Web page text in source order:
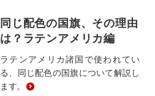
同じ配色の国旗、その理由
は？ラテンアメリカ編
ラテンアメリカ諸国で使われてい
る、同じ配色の国旗について解説し
ます。